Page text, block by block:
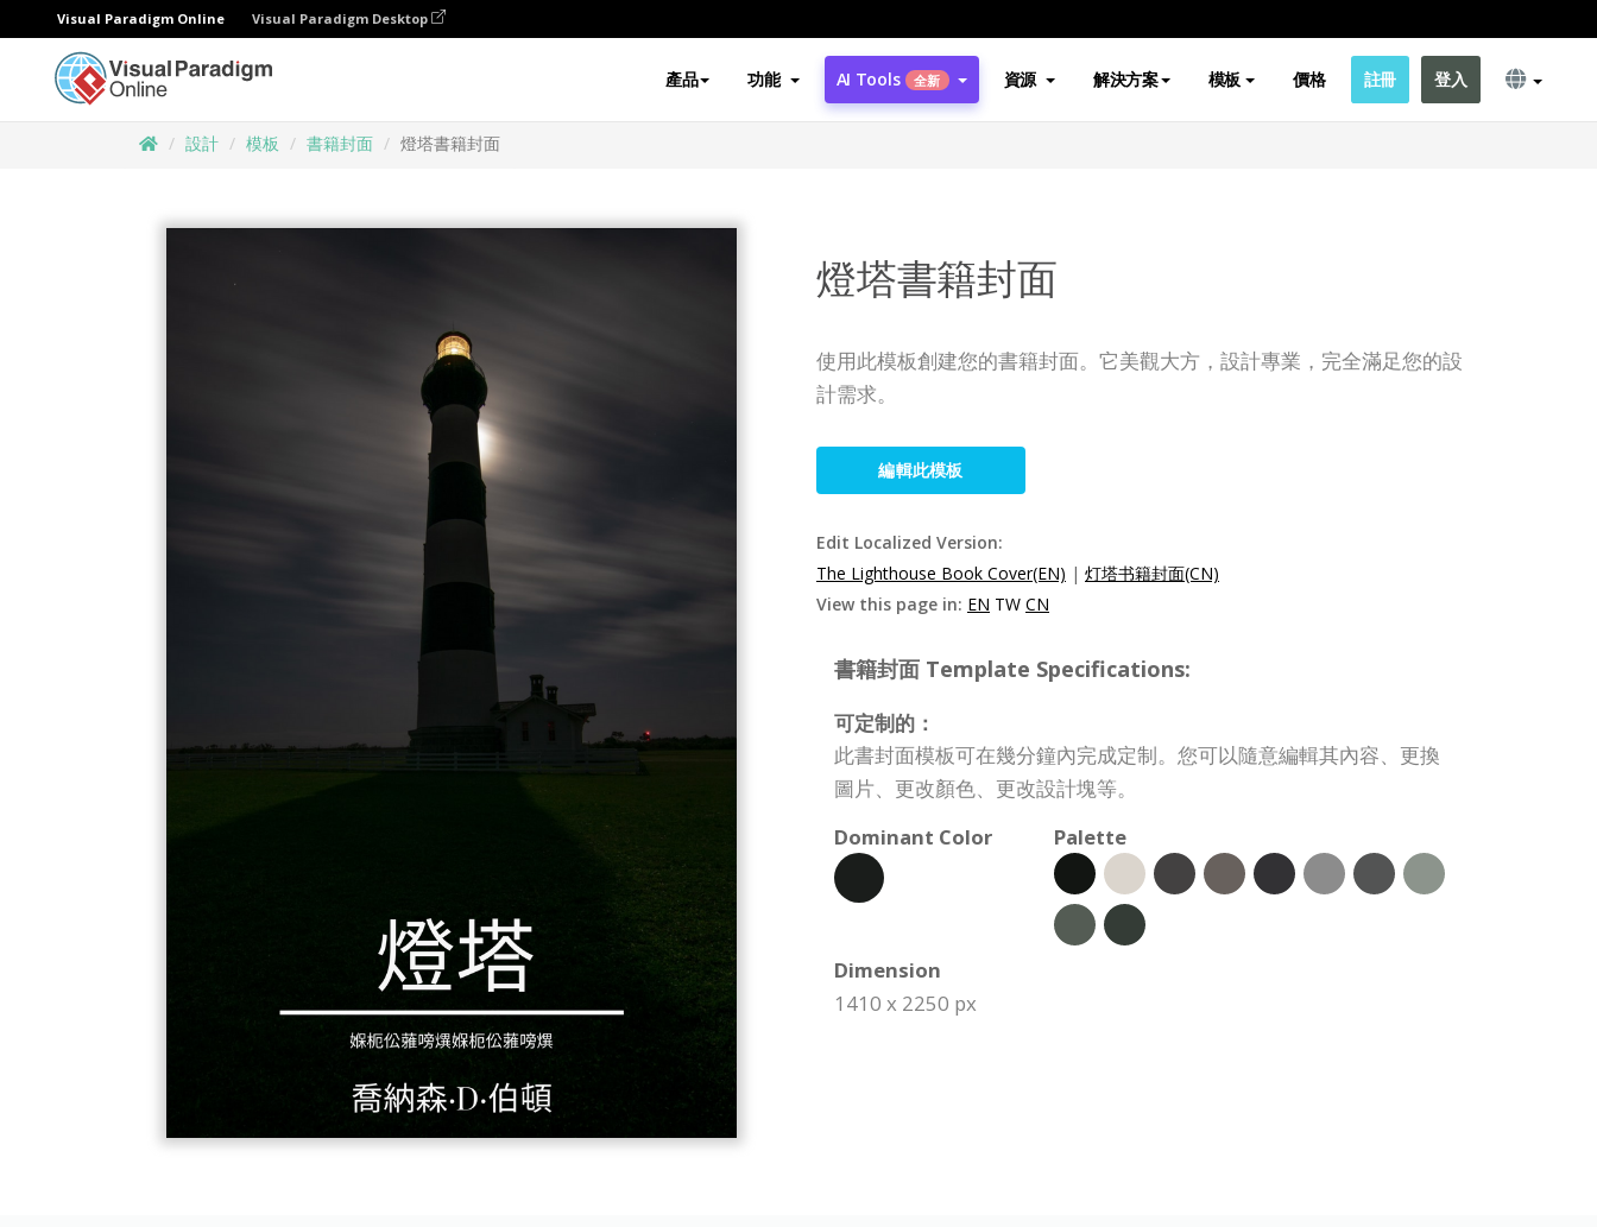
Visual Paradigm Online Visual Paradigm Desktop
產品 功能 AI Tools 全新 資源 解決方案 模板 價格 註冊 登入
設計 模板 書籍封面 燈塔書籍封面
燈塔書籍封面
使用此模板創建您的書籍封面。它美觀大方，設計專業，完全滿足您的設
計需求。
編輯此模板
Edit Localized Version:
The Lighthouse Book Cover(EN) | 灯塔书籍封面(CN)
View this page in: EN TW CN
書籍封面 Template Specifications:
可定制的：
此書封面模板可在幾分鐘內完成定制。您可以隨意編輯其內容、更換
圖片、更改顏色、更改設計塊等。
Dominant Color
Palette
Dimension
1410 x 2250 px